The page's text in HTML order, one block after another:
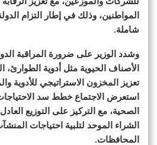
المواطنين، وذلك في إطار التزام
شاملة.
وشدد الوزير على ضرورة المراقبة
الأصناف الحيوية مثل أدوية الطوارئ،
تعزيز المخزون الاستراتيجي للأدوية
استعرض الاجتماع خطط سد
الصحية، مع التركيز على التوزيع
الشراء الموحد لتلبية احتياجات
المحافظات.